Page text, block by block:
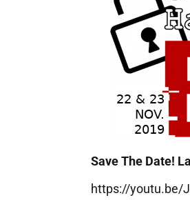
Save The Date!
https://youtu.be/